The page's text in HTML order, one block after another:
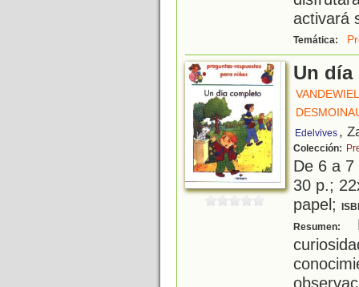
activará
Temática:
Un día
Edelvives ,
Colección:
De 6 a
30 p.;
papel;
Resumen: